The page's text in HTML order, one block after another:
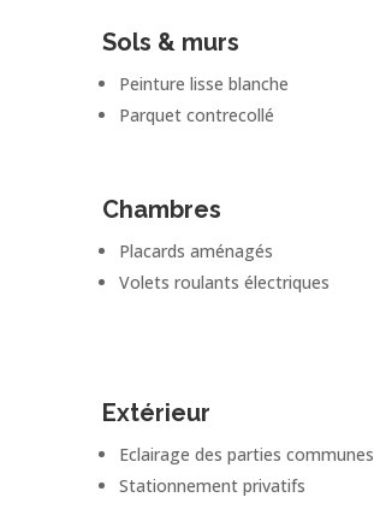
Sols & murs
Peinture lisse blanche
Parquet contrecollé
Chambres
Placards aménagés
Volets roulants électriques
Extérieur
Eclairage des parties communes
Stationnement privatifs